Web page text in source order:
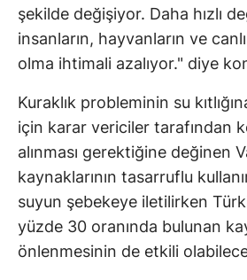
şekilde değişiyor. Daha hızlı
insanların, hayvanların ve
olma ihtimali azalıyor." diye
Kuraklık probleminin su
için karar vericiler tarafından
alınması gerektiğine değinen
kaynaklarının tasarruflu
suyun şebekeye iletilirken
yüzde 30 oranında bulunan
önlenmesinin de etkili